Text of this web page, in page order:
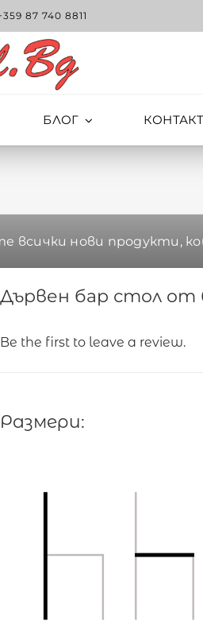
87 740 8811
БЛОГ
всички нови продукти,
Дървен бар стол от
Be the first to leave a review.
Размери: